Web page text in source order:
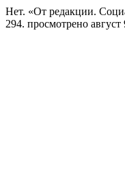
Нет. «От редакции.
294. просмотрено